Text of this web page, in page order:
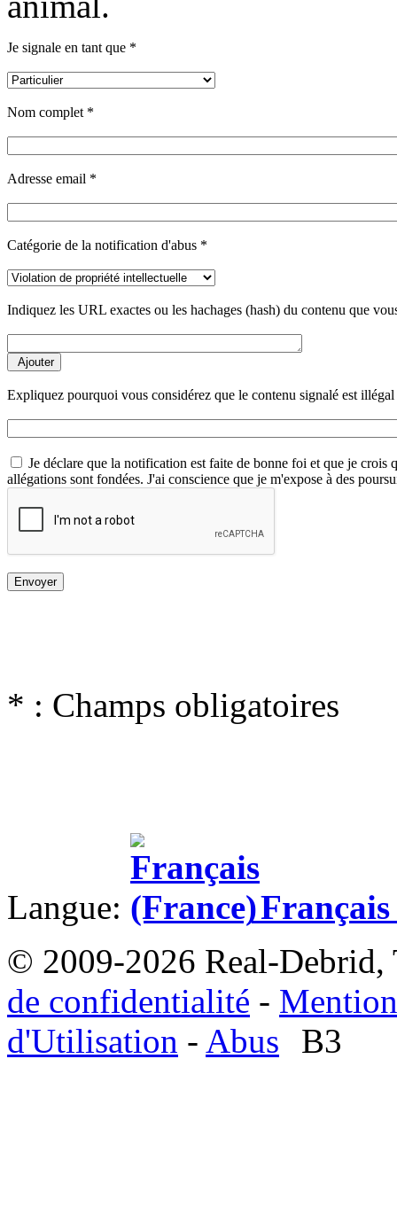
Je signale en tant que *
Nom complet *
Adresse email *
Catégorie de la notification d'abus *
Indiquez les URL exactes ou les hachages (hash) du contenu que
Expliquez pourquoi vous considérez que le contenu signalé est
Je déclare que la notification est faite de bonne foi et que je crois
allégations sont fondées. J'ai conscience que je m'expose à des
* : Champs obligatoires
Langue:
Français
© 2009-2026 Real-Debrid,
de confidentialité -
d'Utilisation - Abus B3